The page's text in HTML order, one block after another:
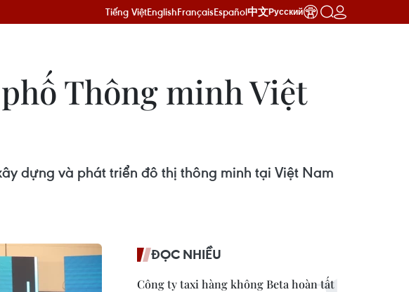
Tiếng ViệtEnglishFrançaisEspañol中文Русский
Thông minh Việt
dựng và phát triển đô thị thông minh tại Việt Nam
ĐỌC NHIỀU
Công ty taxi hàng không Beta hoàn tất